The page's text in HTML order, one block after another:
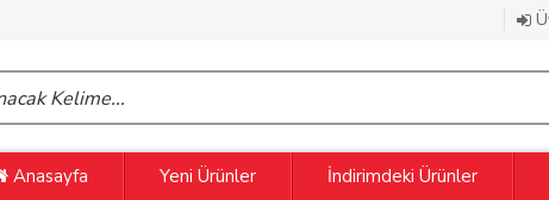
Anasayfa Yeni Ürünler İndirimdeki Ürünler